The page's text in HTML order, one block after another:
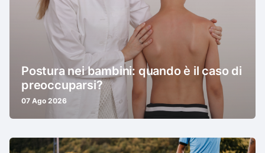
Postura nei bambini: quando è il caso di
preoccuparsi?
07 Ago 2026